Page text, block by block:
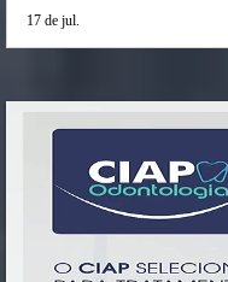
17 de jul.